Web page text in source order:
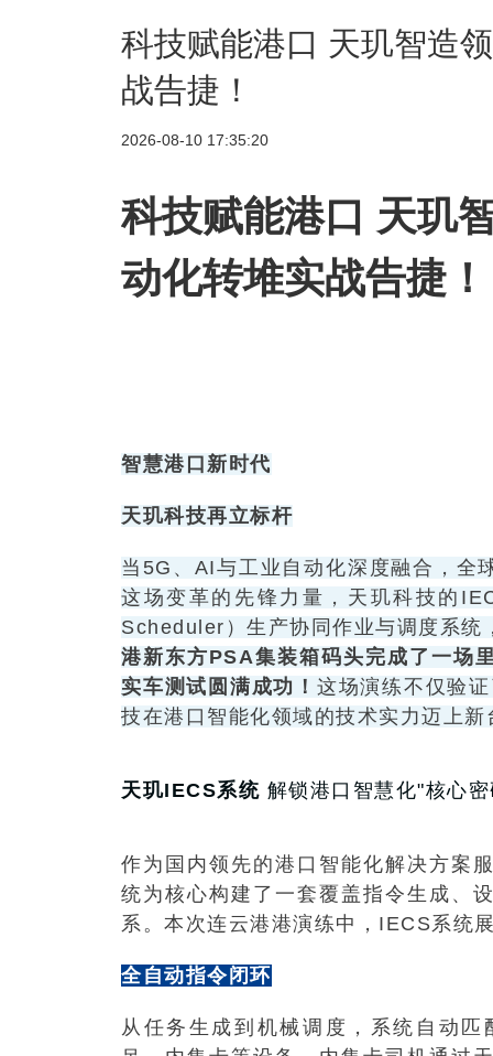
科技赋能港口 天玑智造
战告捷！
2026-08-10 17:35:20
科技赋能港口 天玑
动化转堆实战告捷！
智慧港口新时代
天玑科技再立标杆
当5G、AI与工业自动化深度融合，全
这场变革的先锋力量，天玑科技的
Scheduler）生产协同作业与调度系统
港新东方PSA集装箱码头完成了一
实车测试圆满成功！ 这场演练不仅验
技在港口智能化领域的技术实力迈上新
天玑IECS系统 解锁港口智慧化"核心
作为国内领先的港口智能化解决方案
统为核心构建了一套覆盖指令生成、
系。本次连云港港演练中，IECS系统
全自动指令闭环
从任务生成到机械调度，系统自动